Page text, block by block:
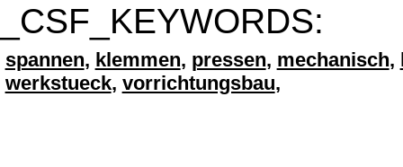
_CSF_KEYWORDS:
spannen, klemmen, pressen, mechanisch,
werkstueck, vorrichtungsbau,